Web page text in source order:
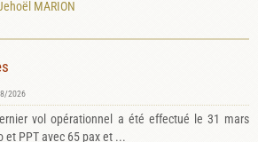
MARION
2026
vol opérationnel a été effectué le 31 mars
et PPT avec 65 pax et ...